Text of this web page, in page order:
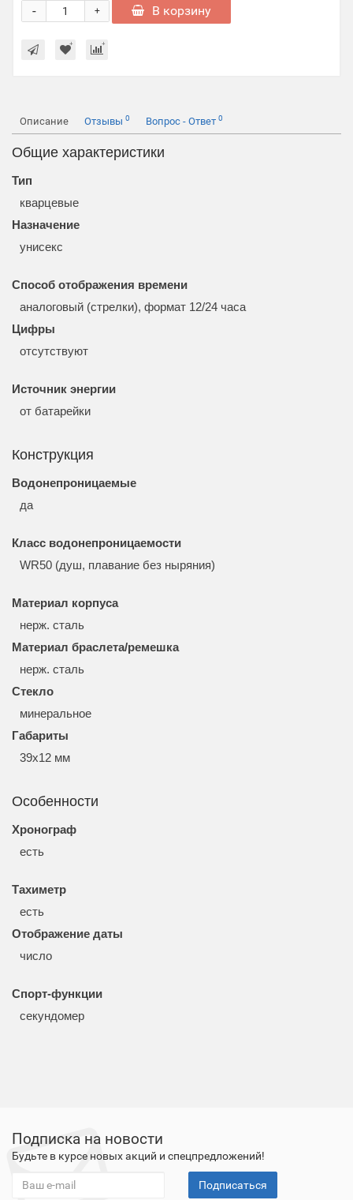
+
- В корзину
Описание Отзывы 0 Вопрос - Ответ 0
Общие характеристики
Тип
кварцевые
Назначение
унисекс
Способ отображения времени
аналоговый (стрелки), формат 12/24 часа
Цифры
отсутствуют
Источник энергии
от батарейки
Конструкция
Водонепроницаемые
да
Класс водонепроницаемости
WR50 (душ, плавание без ныряния)
Материал корпуса
нерж. сталь
Материал браслета/ремешка
нерж. сталь
Стекло
минеральное
Габариты
39x12 мм
Особенности
Хронограф
есть
Тахиметр
есть
Отображение даты
число
Спорт-функции
секундомер
Подписка на новости
Будьте в курсе новых акций и спецпредложений!
Подписаться